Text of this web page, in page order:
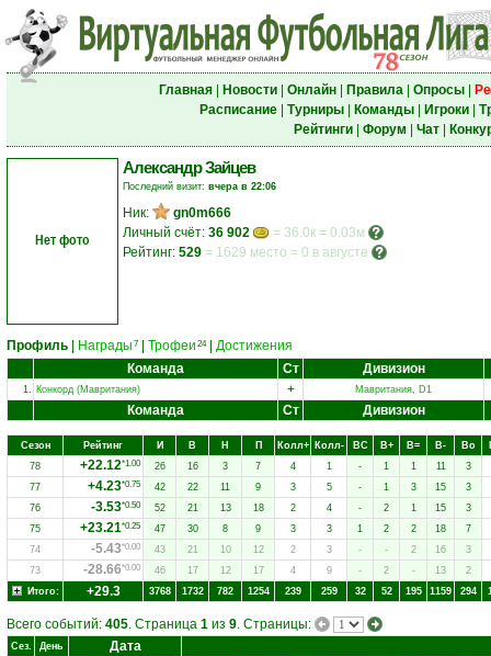
Главная| Новости| Онлайн| Правила| Опросы|
Расписание| Турниры| Команды| Игроки|
Рейтинги| Форум Чат|
Нет фото
Александр Зайцев
Последний визит: вчера в 22:06
Ник:
gn0m666
Личный счёт: 36 902
= 36.0к = 0.03м
Рейтинг: 529 = 1629 место = 0 в августе
Профиль Награды 7 Трофеи 24| Достижения
Команда
Ст Дивизион
1. Конкорд (Мавритания) + Мавритания, D1
Команда Ст Дивизион
Сезон Рейтинг И В Н П Колл+ Колл- ВC В+ В= В- Вo
78
+22.12*1.00 26 16 3 7 4 1 - 1 1 11
3
77
+4.23*0.75 42 22 11 9 3 5 - 1 3 15
3
76
-3.53*0.50 52 21 13 18 2 4 - 2 1 15
3
75
+23.21*0.25 47 30 8 9 3 3 1 2 2 18
7
74
-5.43*0.00 43 21 10 12 2 3 - - 2 16
3
73
-28.66*0.00 46 17 12 17 4 9 - 2 - 13
2
Итого:
+29.3 3768 1732 782 1254 239 259 32 52 195 1159 294
Всего событий: 405. Страница 1 из 9. Страницы:
Сез. День Дата